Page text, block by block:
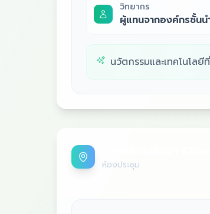
วิทยากร
ผู้แทนจากองค์กรชั้น
นวัตกรรมและเทคโนโล
ห้องประชุม